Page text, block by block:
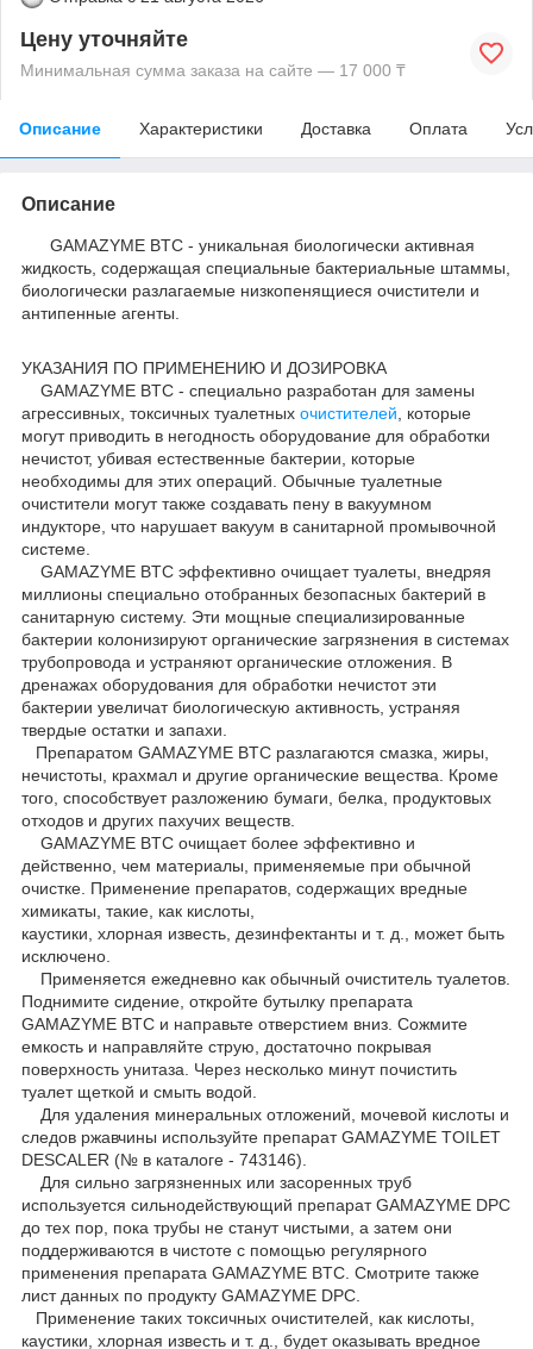
Цену уточняйте
Минимальная сумма заказа на сайте — 17 000 ₸
Описание Характеристики Доставка Оплата
Описание
GAMAZYME BTC - уникальная биологически активная
жидкость, содержащая специальные бактериальные штаммы,
биологически разлагаемые низкопенящиеся очистители и
антипенные агенты.
УКАЗАНИЯ ПО ПРИМЕНЕНИЮ И ДОЗИРОВКА
GAMAZYME BTC - специально разработан для замены
агрессивных, токсичных туалетных очистителей , которые
могут приводить в негодность оборудование для обработки
нечистот, убивая естественные бактерии, которые
необходимы для этих операций. Обычные туалетные
очистители могут также создавать пену в вакуумном
индукторе, что нарушает вакуум в санитарной промывочной
системе.
GAMAZYME BTC эффективно очищает туалеты, внедряя
миллионы специально отобранных безопасных бактерий в
санитарную систему. Эти мощные специализированные
бактерии колонизируют органические загрязнения в системах
трубопровода и устраняют органические отложения. В
дренажах оборудования для обработки нечистот эти
бактерии увеличат биологическую активность, устраняя
твердые остатки и запахи.
Препаратом GAMAZYME BTC разлагаются смазка, жиры,
нечистоты, крахмал и другие органические вещества. Кроме
того, способствует разложению бумаги, белка, продуктовых
отходов и других пахучих веществ.
GAMAZYME BTC очищает более эффективно и
действенно, чем материалы, применяемые при обычной
очистке. Применение препаратов, содержащих вредные
химикаты, такие, как кислоты,
каустики, хлорная известь, дезинфектанты и т. д., может быть
исключено.
Применяется ежедневно как обычный очиститель туалетов.
Поднимите сидение, откройте бутылку препарата
GAMAZYME BTC и направьте отверстием вниз. Сожмите
емкость и направляйте струю, достаточно покрывая
поверхность унитаза. Через несколько минут почистить
туалет щеткой и смыть водой.
Для удаления минеральных отложений, мочевой кислоты и
следов ржавчины используйте препарат GAMAZYME TOILET
DESCALER (№ в каталоге - 743146).
Для сильно загрязненных или засоренных труб
используется сильнодействующий препарат GAMAZYME DPC
до тех пор, пока трубы не станут чистыми, а затем они
поддерживаются в чистоте с помощью регулярного
применения препарата GAMAZYME BTC. Смотрите также
лист данных по продукту GAMAZYME DPC.
Применение таких токсичных очистителей, как кислоты,
каустики, хлорная известь и т. д., будет оказывать вредное